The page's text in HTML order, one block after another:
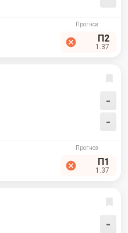
П2
1.37
-
-
П1
1.37
-